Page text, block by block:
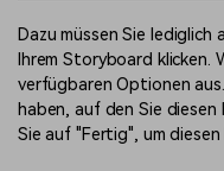
Dazu müssen Sie
Ihrem Storyboard klicken.
verfügbaren Optionen
haben, auf den Sie
Sie auf "Fertig", um